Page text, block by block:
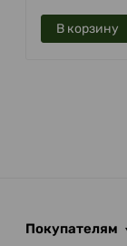
В корзину
Покупателям